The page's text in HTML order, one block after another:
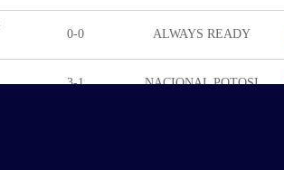
0-0 ALWAYS READY
3-1 NACIONAL POTOSI